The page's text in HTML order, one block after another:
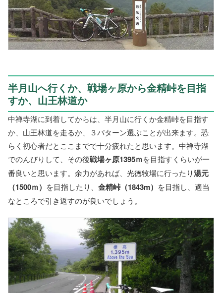
半月山へ行くか、戦場ヶ原から金精峠を目指
すか、山王林道か
中禅寺湖に到着してからは、半月山に行くか金精峠を目指す
か、山王林道を走るか、３パターン選ぶことが出来ます。恐
らく初心者だとここまでで十分疲れたと思います。中禅寺湖
でのんびりして、その後戦場ヶ原1395ｍを目指すくらいが一
番良いと思います。余力があれば、光徳牧場に行ったり湯元
（1500ｍ） を目指したり、 金精峠（1843m） を目指し、適当
なところで引き返すのが良いでしょう。